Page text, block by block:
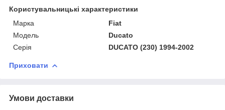
Користувальницькі характеристики
Марка
Fiat
Модель
Ducato
Серія
DUCATO (230) 1994-2002
Приховати
Умови доставки